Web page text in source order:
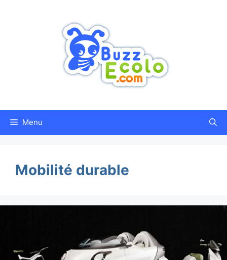
Menu
Mobilité durable